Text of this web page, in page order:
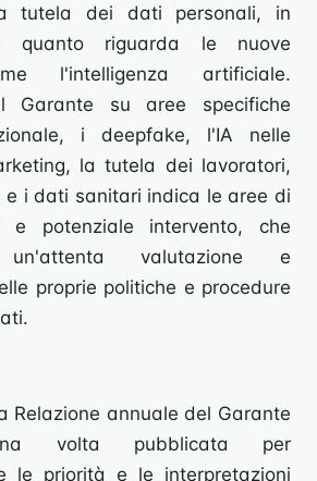
tutela dei dati personali, in
quanto riguarda le nuove
l'intelligenza artificiale.
Garante su aree specifiche
i deepfake, l'IA nelle
la tutela dei lavoratori,
e i dati sanitari indica le aree di
e potenziale intervento, che
un'attenta valutazione e
proprie politiche e procedure
Relazione annuale del Garante
volta pubblicata per
le priorità e le interpretazioni